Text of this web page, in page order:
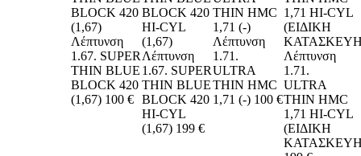
Λέπτυνση
1.67. SUPER
THIN BLUE
BLOCK 420
(1,67) 100 €
Λέπτυνση
1.67. SUPER
THIN BLUE
BLOCK 420
HI-CYL
(1,67) 199 €
Λέπτυνση
1.71.
ULTRA
THIN HMC
1,71 (-) 100 €
Λέπτυνση
1.71.
ULTRA
THIN HMC
1,71 HI-CYL
(ΕΙΔΙΚΗ